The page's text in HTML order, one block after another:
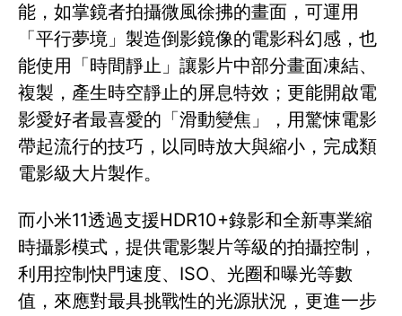
能，如掌鏡者拍攝微風徐拂的畫面，可運用
「平行夢境」製造倒影鏡像的電影科幻感，也
能使用「時間靜止」讓影片中部分畫面凍結、
複製，產生時空靜止的屏息特效；更能開啟電
影愛好者最喜愛的「滑動變焦」，用驚悚電影
帶起流行的技巧，以同時放大與縮小，完成類
電影級大片製作。
而小米11透過支援HDR10+錄影和全新專業縮
時攝影模式，提供電影製片等級的拍攝控制，
利用控制快門速度、ISO、光圈和曝光等數
值，來應對最具挑戰性的光源狀況，更進一步